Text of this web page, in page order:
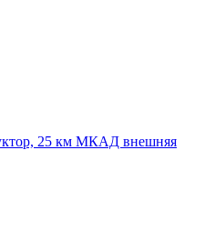
25 км МКАД внешняя